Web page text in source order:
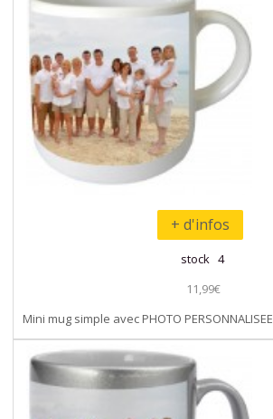
+ d'infos
stock 4
11,99€
Mini mug simple avec PHOTO PERSONNALISEE